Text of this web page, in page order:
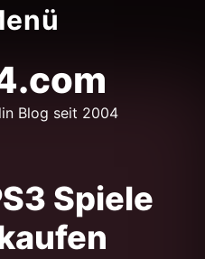
Blog seit 2004
Spiele